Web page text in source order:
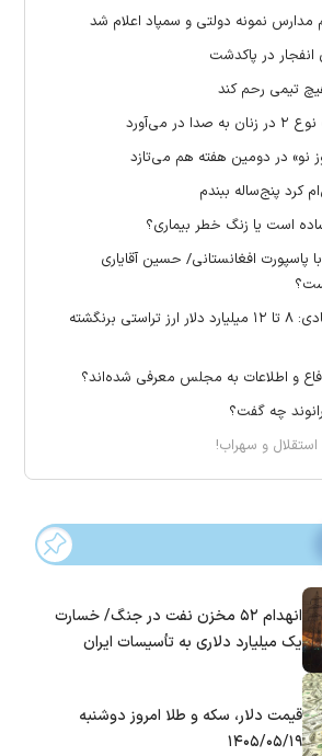
مدارس نمونه دولتی و سمپاد اعلام شد
در پاکدشت
تیمی رحم کند
می‌آورد
نو» در دومین هفته هم می‌تازد
کرد پنج‌ساله ببندم
است یا زنگ خطر بیماری؟
پاسپورت افغانستانی/ حسین آقایاری
عضو کمیسیون اقتصادی: ۸ تا ۱۲ میلیارد دلار ارز تراستی برنگشته
و اطلاعات به مجلس معرفی شده‌اند؟
چه گفت؟
استقلال و سهراب!
انهدام ۵۲ مخزن نفت در جنگ/ خسارت
یک میلیارد دلاری به تأسیسات ایران
قیمت دلار، سکه و طلا امروز دوشنبه
۱۴۰۵/۰۵/۱۹